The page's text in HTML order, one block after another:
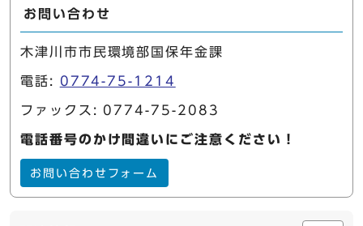
お問い合わせ
木津川市市民環境部国保年金課
電話: 0774-75-1214
ファックス: 0774-75-2083
電話番号のかけ間違いにご注意ください！
お問い合わせフォーム